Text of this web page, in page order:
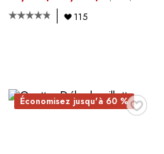
115
♥
Économisez jusqu'à 60 %